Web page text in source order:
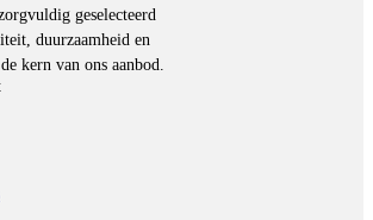
geselecteerd
duurzaamheid en
kern van ons aanbod.